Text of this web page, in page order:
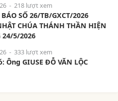
- 218 lượt xem
SỐ 26/TB/GXCT/2026
CHÚA THÁNH THẦN HIỆN
24/5/2026
- 333 lượt xem
Ông GIUSE ĐỖ VĂN LỘC